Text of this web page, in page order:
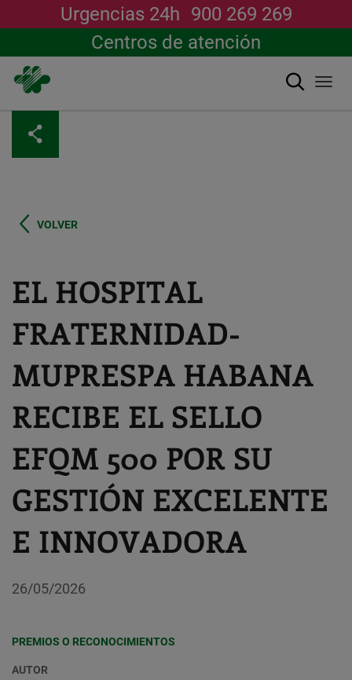
contenido
principal
Urgencias 24h 900 269 269
Centros de atención
Buscar
VOLVER
EL HOSPITAL
FRATERNIDAD-
MUPRESPA HABANA
RECIBE EL SELLO
EFQM 500 POR SU
GESTIÓN EXCELENTE
E INNOVADORA
26/05/2026
PREMIOS O RECONOCIMIENTOS
AUTOR